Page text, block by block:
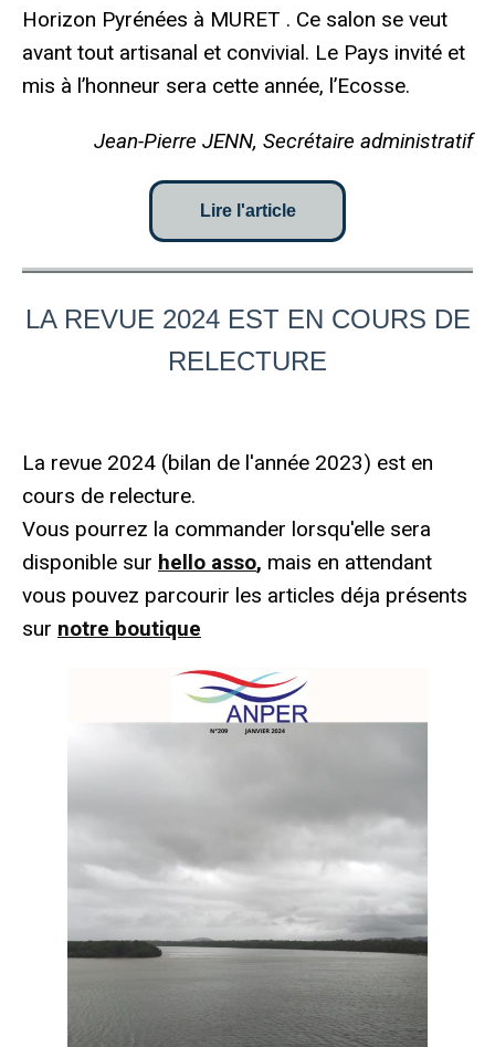
Horizon Pyrénées à MURET . Ce salon se veut
avant tout artisanal et convivial. Le Pays invité et
mis à l’honneur sera cette année, l’Ecosse.
Jean-Pierre JENN, Secrétaire administratif
Lire l'article
LA REVUE 2024 EST EN COURS DE
RELECTURE
La revue 2024 (bilan de l'année 2023) est en
cours de relecture.
Vous pourrez la commander lorsqu'elle sera
disponible sur hello asso, mais en attendant
vous pouvez parcourir les articles déja présents
sur notre boutique